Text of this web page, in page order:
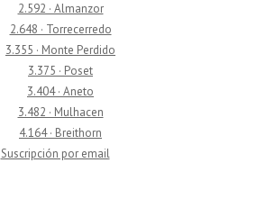
2.592 · Almanzor
2.648 · Torrecerredo
3.355 · Monte Perdido
3.375 · Poset
3.404 · Aneto
3.482 · Mulhacen
4.164 · Breithorn
Suscripción por email